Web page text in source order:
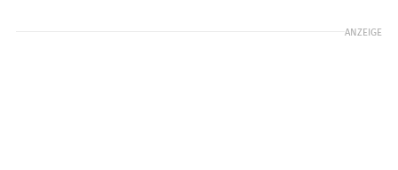
ANZEIGE